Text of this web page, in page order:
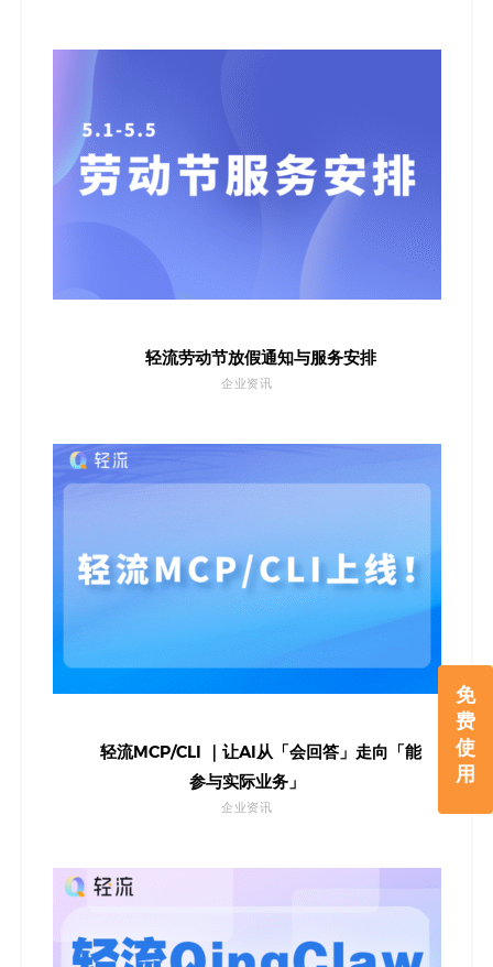
免
费
使
用
轻流劳动节放假通知与服务安排
企业资讯
轻流MCP/CLI ｜让AI从「会回答」走向「能
参与实际业务」
企业资讯